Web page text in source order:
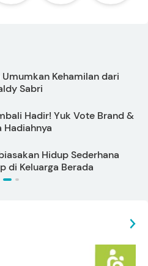
Kehamilan dari
Sabri
Hadir! Yuk Vote Brand &
Hadiahnya
Hidup Sederhana
di Keluarga Berada